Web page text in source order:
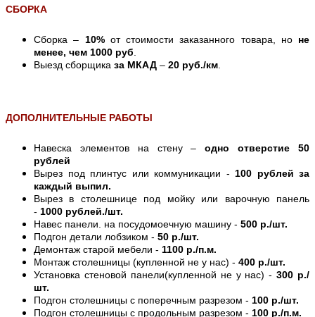
СБОРКА
Сборка – 10%от стоимости заказанного товара, но не
менее, чем 1000 руб
Выезд сборщика за МКАД – 20 руб./км
ДОПОЛНИТЕЛЬНЫЕ РАБОТЫ
Навеска элементов на стену –одно отверстие 50
рублей
Вырез под плинтус или коммуникации - 100 рублей за
каждый выпил.
Вырез в столешнице под мойку или варочную панель
- 1000 рублей./шт.
Навес панели. на посудомоечную машину - 500 р./шт.
Подгон детали лобзиком - 50 р./шт.
Демонтаж старой мебели - 1100 р./п.м.
Монтаж столешницы (купленной не у нас) - 400 р./шт.
Установка стеновой панели(купленной не у нас) -300 р./
шт.
Подгон столешницы с поперечным разрезом - 100 р./шт.
Подгон столешницы с продольным разрезом - 100 р./п.м.